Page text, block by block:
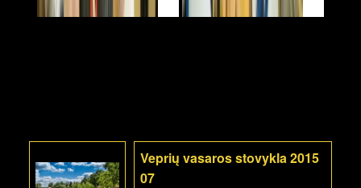
Veprių vasaros stovykla 2015
07